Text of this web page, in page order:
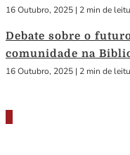
16 Outubro, 2025 | 2 min de
Debate sobre o
comunidade na
16 Outubro, 2025 | 2 min de